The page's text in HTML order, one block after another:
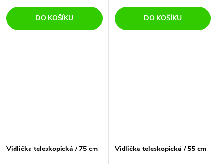
DO KOŠÍKU DO KOŠÍKU
Vidlička teleskopická / 75 cm Vidlička teleskopická / 55 cm